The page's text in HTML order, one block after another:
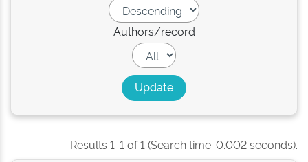
Authors/record
Results 1-1 of 1 (Search time: 0.002 seconds).